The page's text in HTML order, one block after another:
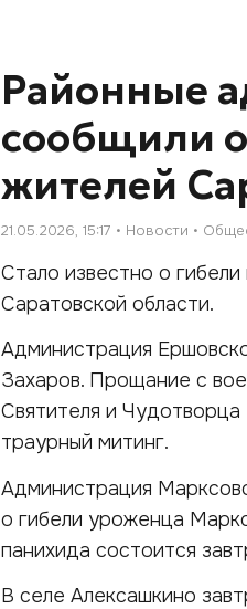
Районные
сообщили
жителей
21.05.2026, 15:17 Новости
Стало известно о
Саратовской области.
Администрация
Захаров. Прощание с
Святителя и
траурный митинг.
Администрация
о гибели уроженца
панихида состоится
В селе Алексашкино